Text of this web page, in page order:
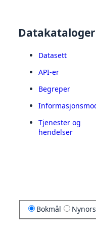
Datakataloger
Datasett
API-er
Begreper
Tjenester og
hendelser
Bokmål